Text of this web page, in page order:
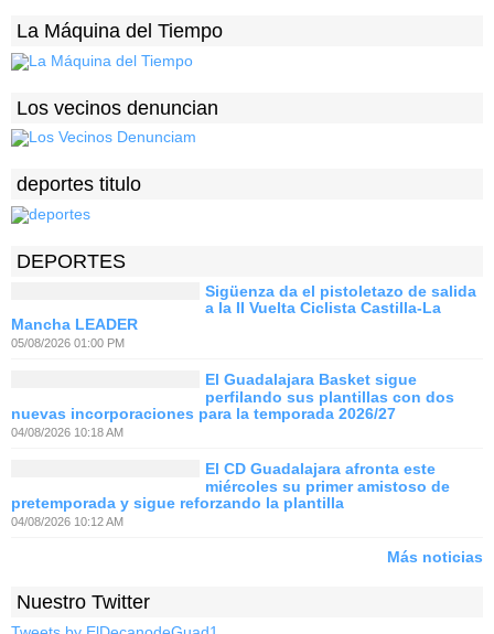
La Máquina del Tiempo
Los vecinos denuncian
deportes titulo
DEPORTES
Sigüenza da el pistoletazo de salida
a la II Vuelta Ciclista Castilla-La
Mancha LEADER
05/08/2026 01:00 PM
El Guadalajara Basket sigue
perfilando sus plantillas con dos
nuevas incorporaciones para la temporada 2026/27
04/08/2026 10:18 AM
El CD Guadalajara afronta este
miércoles su primer amistoso de
pretemporada y sigue reforzando la plantilla
04/08/2026 10:12 AM
Más noticias
Nuestro Twitter